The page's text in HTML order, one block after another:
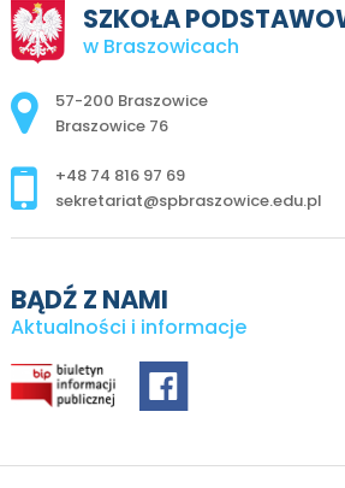
SZKOŁA
w Braszowicach
Adres pocztowy:
57-200 Braszowice
Braszowice 76
+48 74 816 97 69
sekretariat@spbraszowice.edu.pl
BĄDŹ Z NAMI
Aktualności i informacje